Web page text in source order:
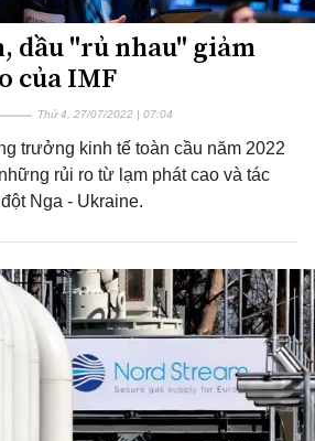
dầu "rủ nhau" giảm
của IMF
Thứ 4, 27/07/2022 | 07:04
trưởng kinh tế toàn cầu năm 2022
rủi ro từ lạm phát cao và tác
Nga - Ukraine.